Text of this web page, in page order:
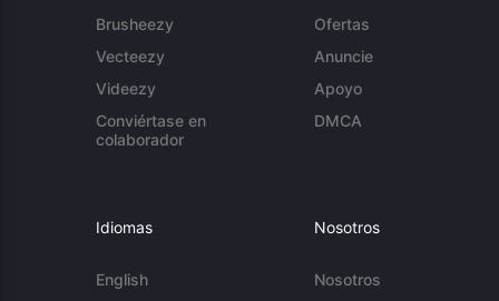
Brusheezy
Vecteezy
Videezy
Conviértase en
colaborador
Ofertas
Anuncie
Apoyo
DMCA
Idiomas
English
Nosotros
Nosotros